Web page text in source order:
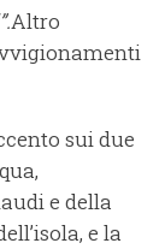
Altro
sui due
e della
e la